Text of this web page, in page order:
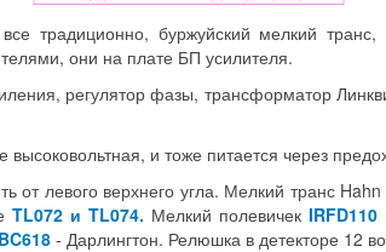
традиционно, буржуйский мелкий
они на плате БП усилителя.
регулятор фазы, трансформатор
и тоже питается через
от левого верхнего угла. Мелкий транс
TL072 и TL074. Мелкий полевичек IRFD110
BC618 - Дарлингтон. Релюшка в детекторе 12